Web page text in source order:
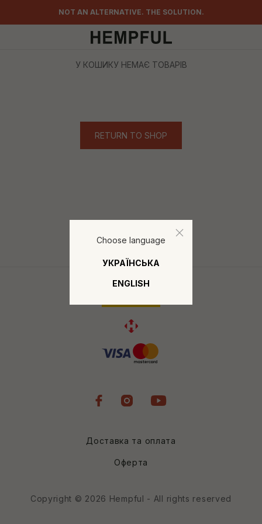
NOT AN ALTERNATIVE. THE SOLUTION.
У КОШИКУ НЕМАЄ ТОВАРІВ
RETURN TO SHOP
Copyright © 2026 Hempful - All rights reserved
Доставка та оплата
Оферта
Choose language
УКРАЇНСЬКА
ENGLISH